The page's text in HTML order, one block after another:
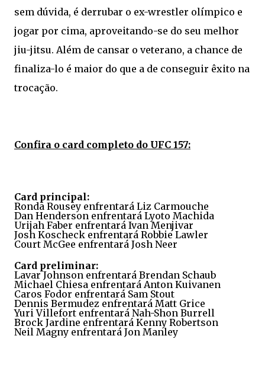
sem dúvida, é derrubar o ex-wrestler olímpico e
jogar por cima, aproveitando-se do seu melhor
jiu-jitsu. Além de cansar o veterano, a chance de
finaliza-lo é maior do que a de conseguir êxito na
trocação.
Confira o card completo do UFC 157:
Card principal:
Ronda Rousey enfrentará Liz Carmouche
Dan Henderson enfrentará Lyoto Machida
Urijah Faber enfrentará Ivan Menjivar
Josh Koscheck enfrentará Robbie Lawler
Court McGee enfrentará Josh Neer
Card preliminar:
Lavar Johnson enfrentará Brendan Schaub
Michael Chiesa enfrentará Anton Kuivanen
Caros Fodor enfrentará Sam Stout
Dennis Bermudez enfrentará Matt Grice
Yuri Villefort enfrentará Nah-Shon Burrell
Brock Jardine enfrentará Kenny Robertson
Neil Magny enfrentará Jon Manley